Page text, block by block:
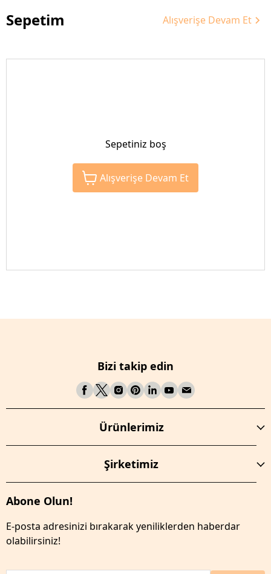
Sepetim Alışverişe Devam Et
Sepetiniz boş
Alışverişe Devam Et
Bizi takip edin
Ürünlerimiz
Şirketimiz
Abone Olun!
E-posta adresinizi bırakarak yeniliklerden haberdar
olabilirsiniz!